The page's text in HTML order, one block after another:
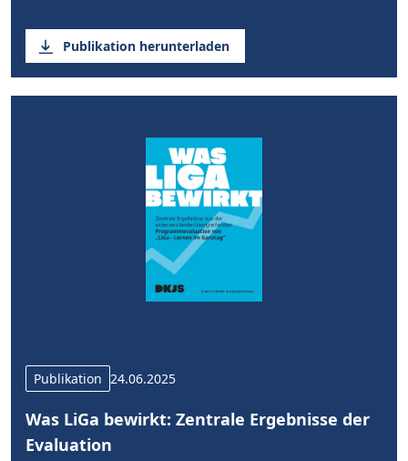
Publikation herunterladen
Publikation 24.06.2025
Was LiGa bewirkt: Zentrale Ergebnisse der
Evaluation